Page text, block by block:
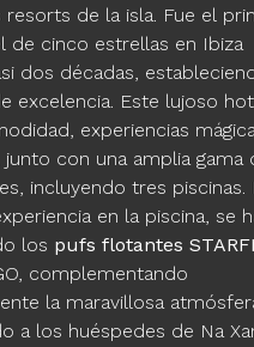
resorts de la isla. Fue el
de cinco estrellas en Ibiza
dos décadas,
excelencia. Este lujoso
experiencias
junto con una amplia gama
incluyendo tres piscinas.
en la piscina, se
los pufs flotantes
complementando
la maravillosa
a los huéspedes de Na